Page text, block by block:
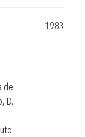
1983
de
D.